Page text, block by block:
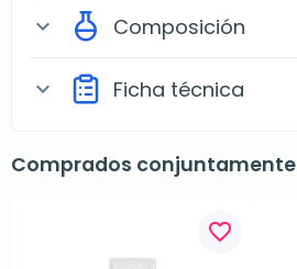
expand_more Composición
expand_more Ficha técnica
Comprados conjuntamente
favorite_border